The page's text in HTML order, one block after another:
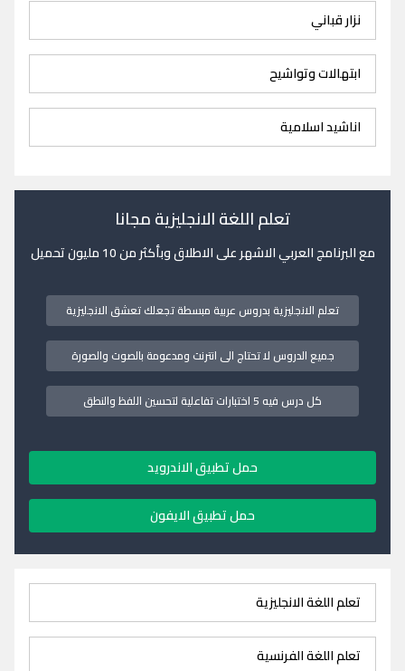
نزار قباني
ابتهالات وتواشيح
اناشيد اسلامية
تعلم اللغة الانجليزية مجانا
مع البرنامج العربي الاشهر على الاطلاق وبأكثر من 10 مليون تحميل
تعلم الانجليزية بدروس عربية مبسطة تجعلك تعشق الانجليزية
جميع الدروس لا تحتاج الى انترنت ومدعومة بالصوت والصورة
كل درس فيه 5 اختبارات تفاعلية لتحسين اللفظ والنطق
حمل تطبيق الاندرويد
حمل تطبيق الايفون
تعلم اللغة الانجليزية
تعلم اللغة الفرنسية